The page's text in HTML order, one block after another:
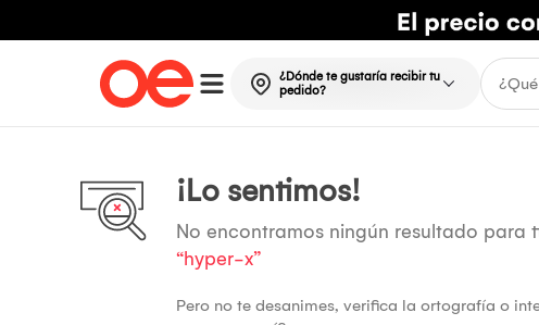
¿Dónde te gustaría recibir tu
pedido?
¡Lo sentimos!
No encontramos ningún resultado para
“hyper-x”
Pero no te desanimes, verifica la ortografía o